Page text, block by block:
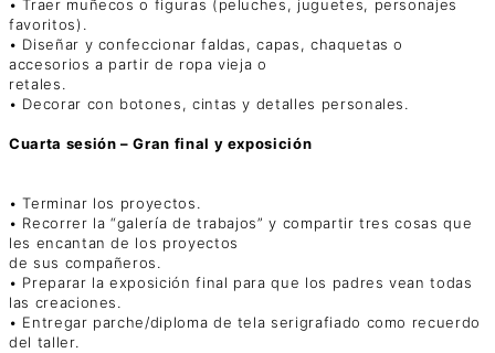
• Traer muñecos o figuras (peluches, juguetes, personajes
favoritos).
• Diseñar y confeccionar faldas, capas, chaquetas o
accesorios a partir de ropa vieja o
retales.
• Decorar con botones, cintas y detalles personales.
Cuarta sesión – Gran final y exposición
• Terminar los proyectos.
• Recorrer la “galería de trabajos” y compartir tres cosas que
les encantan de los proyectos
de sus compañeros.
• Preparar la exposición final para que los padres vean todas
las creaciones.
• Entregar parche/diploma de tela serigrafiado como recuerdo
del taller.